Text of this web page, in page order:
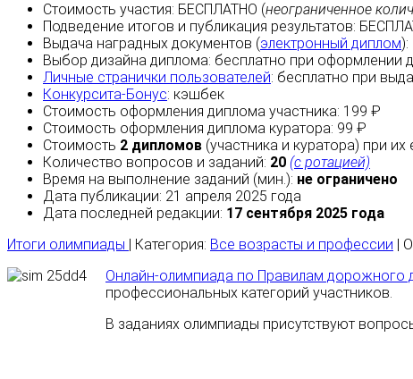
Стоимость участия: БЕСПЛАТНО (неограниченное
Подведение итогов и публикация результатов:
Выдача наградных документов (электронный диплом):
Выбор дизайна диплома: бесплатно при оформлении
Личные странички пользователей: бесплатно при
Конкурсита-Бонус: кэшбек
Стоимость оформления диплома участника: 199 ₽
Стоимость оформления диплома куратора: 99 ₽
Стоимость 2 дипломов (участника и куратора) при
Количество вопросов и заданий: 20 (с ротацией)
Время на выполнение заданий (мин.): не ограничено
Дата публикации: 21 апреля 2025 года
Дата последней редакции: 17 сентября 2025 года
Итоги олимпиады
| Категория: Все возрасты и профессии |
Онлайн-олимпиада по Правилам дорожного
профессиональных категорий участников.
В заданиях олимпиады присутствуют